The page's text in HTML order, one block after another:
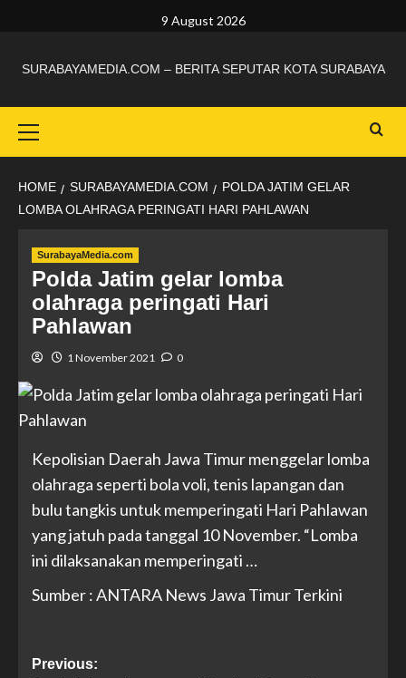
9 August 2026
SURABAYAMEDIA.COM – BERITA SEPUTAR KOTA SURABAYA
HOME SURABAYAMEDIA.COM
POLDA JATIM GELAR
LOMBA OLAHRAGA PERINGATI HARI PAHLAWAN
SurabayaMedia.com
Polda Jatim gelar lomba
olahraga peringati Hari
Pahlawan
1 November 2021 0
Kepolisian Daerah Jawa Timur menggelar lomba
olahraga seperti bola voli, tenis lapangan dan
bulu tangkis untuk memperingati Hari Pahlawan
yang jatuh pada tanggal 10 November. “Lomba
ini dilaksanakan memperingati …
Sumber : ANTARA News Jawa Timur Terkini
Previous: